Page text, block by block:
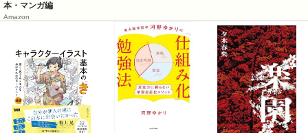
本・マンガ編
Amazon